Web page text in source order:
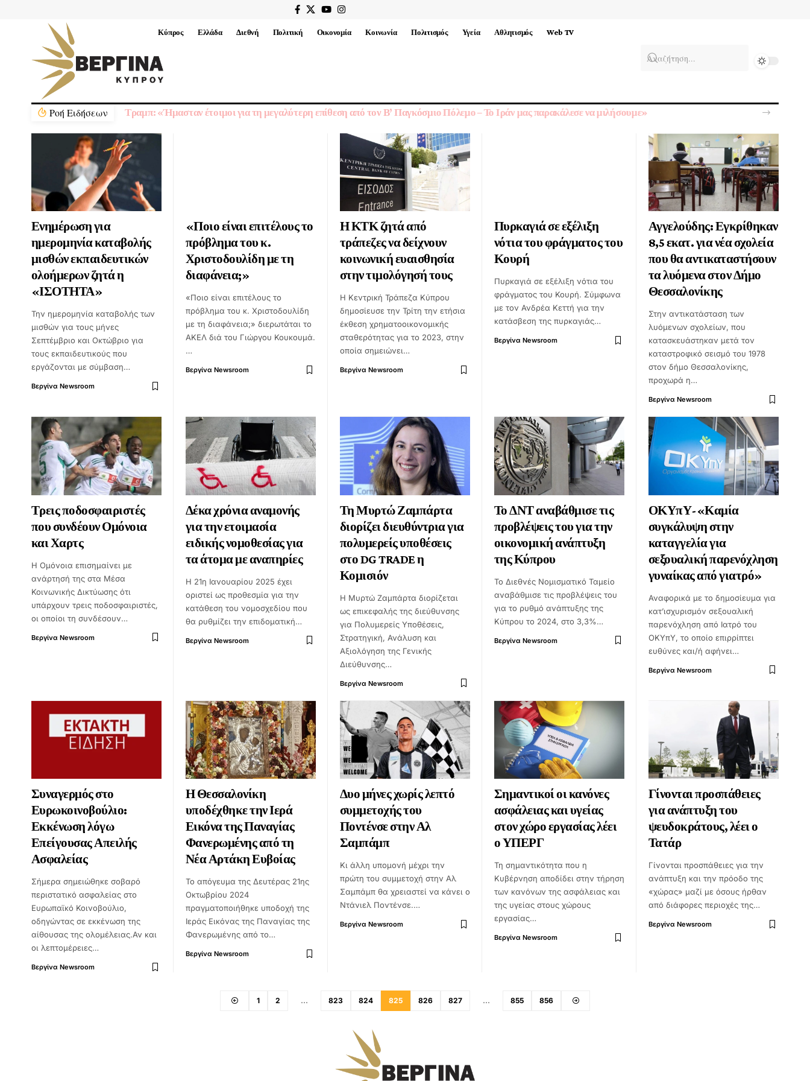
Κύπρος Ελλάδα Διεθνή Πολιτική Οικονομία Κοινωνία Πολιτισμός Υγεία Αθλητισμός Web TV
Ρoή Ειδήσεων Τραμπ: «Ήμασταν έτοιμοι για τη μεγαλύτερη επίθεση από τον Β’ Παγκόσμιο Πόλεμο – Το Ιράν μας παρακάλεσε να μιλήσουμε»
Ενημέρωση για
ημερομηνία καταβολής
μισθών εκπαιδευτικών
ολοήμερων ζητά η
«ΙΣΟΤΗΤΑ»
Την ημερομηνία καταβολής των
μισθών για τους μήνες
Σεπτέμβριο και Οκτώβριο για
τους εκπαιδευτικούς που
εργάζονται με σύμβαση…
Βεργίνα Newsroom
«Ποιο είναι επιτέλους το
πρόβλημα του κ.
Χριστοδουλίδη με τη
διαφάνεια;»
«Ποιο είναι επιτέλους το
πρόβλημα του κ. Χριστοδουλίδη
με τη διαφάνεια;» διερωτάται το
ΑΚΕΛ διά του Γιώργου Κουκουμά.
…
Βεργίνα Newsroom
Η ΚΤΚ ζητά από
τράπεζες να δείχνουν
κοινωνική ευαισθησία
στην τιμολόγησή τους
Η Κεντρική Τράπεζα Κύπρου
δημοσίευσε την Τρίτη την ετήσια
έκθεση χρηματοοικονομικής
σταθερότητας για το 2023, στην
οποία σημειώνει…
Βεργίνα Newsroom
Πυρκαγιά σε εξέλιξη
νότια του φράγματος του
Κουρή
Πυρκαγιά σε εξέλιξη νότια του
φράγματος του Κουρή. Σύμφωνα
με τον Ανδρέα Κεττή για την
κατάσβεση της πυρκαγιάς…
Βεργίνα Newsroom
Αγγελούδης: Εγκρίθηκαν
8,5 εκατ. για νέα σχολεία
που θα αντικαταστήσουν
τα λυόμενα στον Δήμο
Θεσσαλονίκης
Στην αντικατάσταση των
λυόμενων σχολείων, που
κατασκευάστηκαν μετά τον
καταστροφικό σεισμό του 1978
στον δήμο Θεσσαλονίκης,
προχωρά η…
Βεργίνα Newsroom
Τρεις ποδοσφαιριστές
που συνδέουν Ομόνοια
και Χαρτς
Η Ομόνοια επισημαίνει με
ανάρτησή της στα Μέσα
Κοινωνικής Δικτύωσης ότι
υπάρχουν τρεις ποδοσφαιριστές,
οι οποίοι τη συνδέσουν…
Βεργίνα Newsroom
Δέκα χρόνια αναμονής
για την ετοιμασία
ειδικής νομοθεσίας για
τα άτομα με αναπηρίες
Η 21η Ιανουαρίου 2025 έχει
οριστεί ως προθεσμία για την
κατάθεση του νομοσχεδίου που
θα ρυθμίζει την επιδοματική…
Βεργίνα Newsroom
Τη Μυρτώ Ζαμπάρτα
διορίζει διευθύντρια για
πολυμερείς υποθέσεις
στο DG TRADE η
Κομισιόν
Η Μυρτώ Ζαμπάρτα διορίζεται
ως επικεφαλής της διεύθυνσης
για Πολυμερείς Υποθέσεις,
Στρατηγική, Ανάλυση και
Αξιολόγηση της Γενικής
Διεύθυνσης…
Βεργίνα Newsroom
Το ΔΝΤ αναβάθμισε τις
προβλέψεις του για την
οικονομική ανάπτυξη
της Κύπρου
Το Διεθνές Νομισματικό Ταμείο
αναβάθμισε τις προβλέψεις του
για το ρυθμό ανάπτυξης της
Κύπρου το 2024, στο 3,3%…
Βεργίνα Newsroom
ΟΚΥπΥ-«Καμία
συγκάλυψη στην
καταγγελία για
σεξουαλική παρενόχληση
γυναίκας από γιατρό»
Αναφορικά με το δημοσίευμα για
κατ’ισχυρισμόν σεξουαλική
παρενόχληση από Ιατρό του
ΟΚΥπΥ, το οποίο επιρρίπτει
ευθύνες και/ή αφήνει…
Βεργίνα Newsroom
Συναγερμός στο
Ευρωκοινοβούλιο:
Εκκένωση λόγω
Επείγουσας Απειλής
Ασφαλείας
Σήμερα σημειώθηκε σοβαρό
περιστατικό ασφαλείας στο
Ευρωπαϊκό Κοινοβούλιο,
οδηγώντας σε εκκένωση της
αίθουσας της ολομέλειας.Αν και
οι λεπτομέρειες…
Βεργίνα Newsroom
Η Θεσσαλονίκη
υποδέχθηκε την Ιερά
Εικόνα της Παναγίας
Φανερωμένης από τη
Νέα Αρτάκη Ευβοίας
Το απόγευμα της Δευτέρας 21ης
Οκτωβρίου 2024
πραγματοποιήθηκε υποδοχή της
Ιεράς Εικόνας της Παναγίας της
Φανερωμένης από το…
Βεργίνα Newsroom
Δυο μήνες χωρίς λεπτό
συμμετοχής του
Ποντένσε στην Αλ
Σαμπάμπ
Κι άλλη υπομονή μέχρι την
πρώτη του συμμετοχή στην Αλ
Σαμπάμπ θα χρειαστεί να κάνει ο
Ντάνιελ Ποντένσε.…
Βεργίνα Newsroom
Σημαντικοί οι κανόνες
ασφάλειας και υγείας
στον χώρο εργασίας λέει
ο ΥΠΕΡΓ
Τη σημαντικότητα που η
Κυβέρνηση αποδίδει στην τήρηση
των κανόνων της ασφάλειας και
της υγείας στους χώρους
εργασίας…
Βεργίνα Newsroom
Γίνονται προσπάθειες
για ανάπτυξη του
ψευδοκράτους, λέει ο
Τατάρ
Γίνονται προσπάθειες για την
ανάπτυξη και την πρόοδο της
«χώρας» μαζί με όσους ήρθαν
από διάφορες περιοχές της…
Βεργίνα Newsroom
1 2 … 823 824 825 826 827 … 855 856